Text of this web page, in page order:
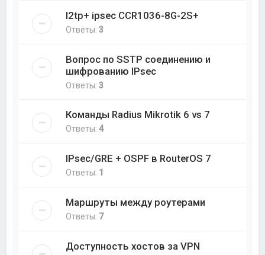
l2tp+ ipsec CCR1036-8G-2S+
Ответы:3
Вопрос по SSTP соединению и
шифрованию IPsec
Ответы:3
Команды Radius Mikrotik 6 vs 7
Ответы:4
IPsec/GRE + OSPF в RouterOS 7
Ответы: 1
Маршруты между роутерами
Ответы: 7
Доступность хостов за VPN